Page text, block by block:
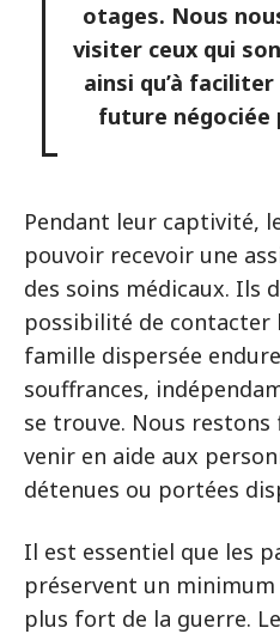
otages. Nous
visiter ceux qui
ainsi qu’à
future négociée
Pendant leur captivité,
pouvoir recevoir une
des soins médicaux. Ils
possibilité de contacter
famille dispersée
souffrances,
se trouve. Nous
venir en aide aux
détenues ou portées
Il est essentiel que les
préservent un minimum
plus fort de la guerre.